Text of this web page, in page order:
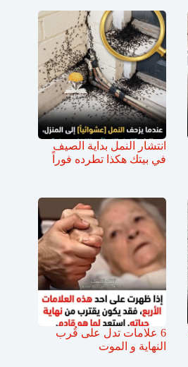
انتشار النمل بداية الصيف
في بيتك هكذا تطرده فوراً
6 علامات تدل على قُرب
النهاية و الموت